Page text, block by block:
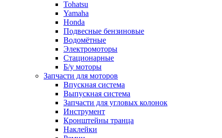
Tohatsu
Yamaha
Honda
Подвесные бензиновые
Водомётные
Электромоторы
Стационарные
Б/у моторы
Запчасти для моторов
Впускная система
Выпускная система
Запчасти для угловых колонок
Инструмент
Кронштейны транца
Наклейки